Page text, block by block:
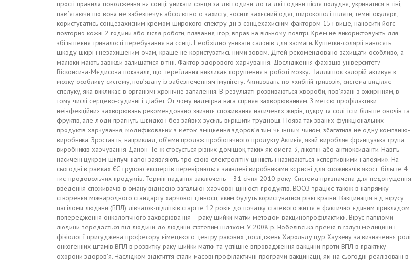
прості правила поводження на сонці: уникати сонця за дві години до та дві години після полудня, укриватися в тіні,
пам’ятаючи що вона не забезпечує абсолютного захисту, носити захисний одяг, широкополі шляпи, темні окуляри,
користуватись сонцезахисним кремом широкого спектру дії з сонцехахисним фактором 15 і вище, наносити його
повторно кожні 2 години або після роботи, плавання, ігор, вправ на вільному повітрі. Крем не використовують для
збільшення тривалості перебування на сонці. Необхідно уникати салонів для засмаги. Кушетки-солярії наносять
шкоду шкірі і незахищеним очам, краще не користуватись ними зовсім. Дітей рекомендовано захищати особливо, а
малюки мають завжди залишатися в тіні. Фактор здорового харчування. Дослідження фахівців університету
Вісконсина-Медисона показали, що переїдання викликає порушення в роботі мозку. Надлишок калорій активує в
мозку особливу систему, пов’язану із забезпеченням імунітету. Активована по «хибній тривозі», система виділяє
сполуку, яка викликає в організмі хронічне запалення. В результаті розвиваються хвороби, пов’язані з ожирінням, в
тому числі серцево-судинні і діабет. От чому надмірна вага сприяє захворюванням. З метою профілактики
неінфекційних захворювань рекомендовано знизити споживання насичених жирів, цукру та солі, істи більше овочів та
фруктів, але люди прагнуть швидко і без зайвих зусиль вирішити труднощі. Поява так званих функціональних
продуктів харчування, модифікованих з метою зміцнення здоров’я тим чи іншим чином, збагатила не одну компанію-
виробника. Зростають, наприклад, об’єми продаж пробіотичного продукту Активія, який виробляє французька група
виробників харчування Данон. Те ж стосується різних домішок, таких як омега-3, лікопін або антиоксиданти. Навіть
насичені цукром шипучі напої заявляють про свою електролітну цінність і називаються «спортивними напоями». На
сьогодні в рамках ЄС групою експертів перевіряються заявлені виробниками корисні для споживачів якості більше 4
тис. продовольчих продуктів. Термін надання заключень – 31 січня 2010 року. Система призначена для недопущення
введення споживачів в оману відносно загальної харчової цінності продуктів. ВООЗ працює також в напрямку
створення міжнародного стандарту харчової цінності, яким будуть користуватися різні країни. Вакцинація від вірусу
папіломи людини (ВПЛ) дівчаток-підлітків старше 12 років до початку статевого життя є фактично єдиним прикладом
попередження онкологічного захворювання – раку шийки матки методом вакцинопрофілактики. Вірус папіломи
людини передається від людини до людини статевим шляхом. У 2008 р. Нобелівська премія в галузі медицини і
фізіології присуджена професору німецького центру ракових досліджень Харольду цур Хаузену за визначення ролі
онкогенних штамів ВПЛ в розвитку раку шийки матки та успішне впровадження вакцини проти ВПЛ в практику
охорони здоров’я. Наслідком відктиття стали масові профілактичні програми вакцинації, які на сьогодні реалізовані в